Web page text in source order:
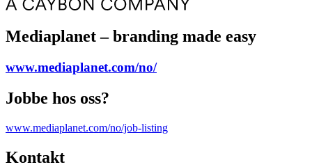
Mediaplanet – branding made easy
www.mediaplanet.com/no/
Jobbe hos oss?
www.mediaplanet.com/no/job-listing
Kontakt